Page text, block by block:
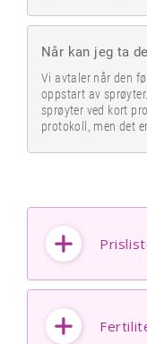
Når kan jeg ta
Vi avtaler når den
oppstart av
sprøyter ved kort
protokoll, men det